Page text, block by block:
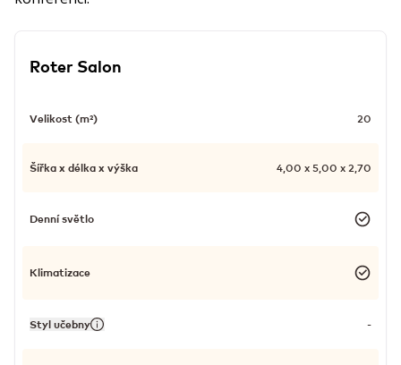
Roter Salon
Velikost (m²) 20
Šířka x délka x výška 4,00 x 5,00 x 2,70
Denní světlo
Klimatizace
Styl učebny -